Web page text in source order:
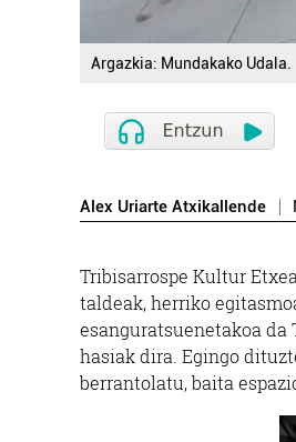
Argazkia: Mundakako Udala.
Alex Uriarte Atxikallende
Tribisarrospe Kultur
taldeak, herriko
esanguratsuenetakoa
hasiak dira. Egingo
berrantolatu, baita